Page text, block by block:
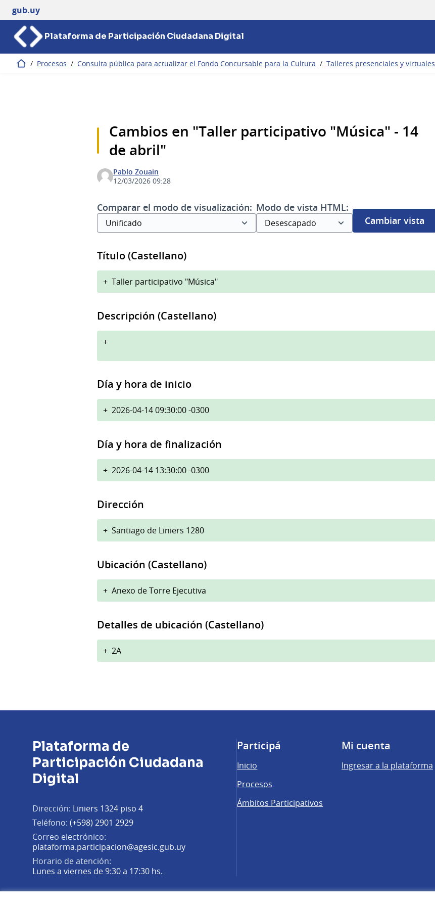
gub.uy
Plataforma de Participación Ciudadana Digital
Inicio / Procesos / Consulta pública para actualizar el Fondo Concursable para la Cultura / Talleres presenciales y virtuales
Cambios en "Taller participativo "Música" - 14
de abril"
Pablo Zouain
12/03/2026 09:28
Comparar el modo de visualización: Modo de vista HTML:
Cambiar vista
Título (Castellano)
+ Taller participativo "Música"
Descripción (Castellano)
+
Día y hora de inicio
+ 2026-04-14 09:30:00 -0300
Día y hora de finalización
+ 2026-04-14 13:30:00 -0300
Dirección
+ Santiago de Liniers 1280
Ubicación (Castellano)
+ Anexo de Torre Ejecutiva
Detalles de ubicación (Castellano)
+ 2A
Plataforma de
Participación Ciudadana
Digital
Dirección: Liniers 1324 piso 4
Teléfono: (+598) 2901 2929
Correo electrónico:
plataforma.participacion@agesic.gub.uy(Abrir en una pestaña nueva)
Horario de atención:
Lunes a viernes de 9:30 a 17:30 hs.
Participá
Inicio
Procesos
Ámbitos Participativos
Mi cuenta
Ingresar a la plataforma